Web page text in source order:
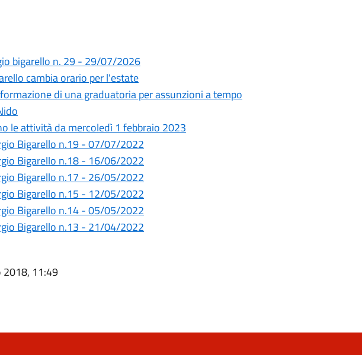
bigarello n. 29 - 29/07/2026
cambia orario per l'estate
di una graduatoria per assunzioni a tempo
le attività da mercoledì 1 febbraio 2023
Bigarello n.19 - 07/07/2022
Bigarello n.18 - 16/06/2022
Bigarello n.17 - 26/05/2022
Bigarello n.15 - 12/05/2022
Bigarello n.14 - 05/05/2022
Bigarello n.13 - 21/04/2022
2018, 11:49